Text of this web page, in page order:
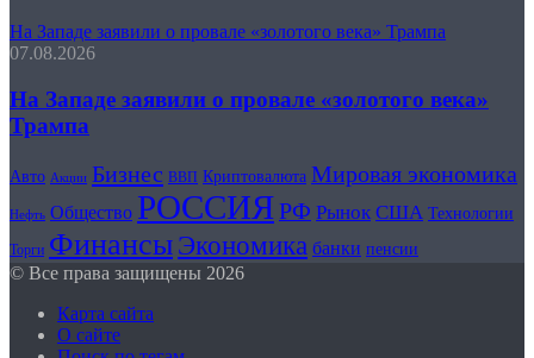
На Западе заявили о провале «золотого века» Трампа
07.08.2026
На Западе заявили о провале «золотого века»
Трампа
Авто Акции Бизнес ВВП Криптовалюта Мировая экономика
Нефть Общество РОССИЯРФ Рынок США Технологии
Торги Финансы Экономика банки пенсии
© Все права защищены 2026
Карта сайта
О сайте